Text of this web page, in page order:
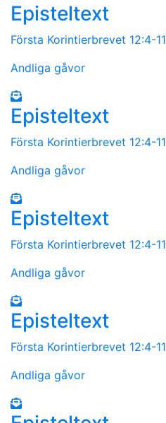
Episteltext
Första Korintierbrevet 12:4-11
Andliga gåvor
Episteltext
Första Korintierbrevet 12:4-11
Andliga gåvor
Episteltext
Första Korintierbrevet 12:4-11
Andliga gåvor
Episteltext
Första Korintierbrevet 12:4-11
Andliga gåvor